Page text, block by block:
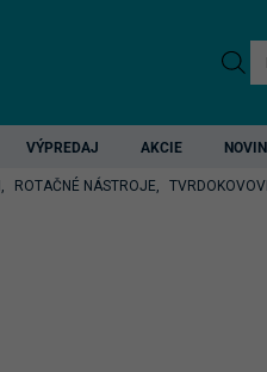
VÝPREDAJ AKCIE
, ROTAČNÉ NÁSTROJE,